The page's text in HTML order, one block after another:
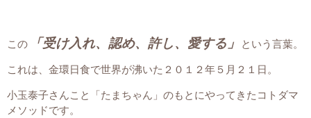
この 「受け入れ、認め、許し、愛する」 という言葉。
これは、金環日食で世界が沸いた２０１２年５月２１日。
小玉泰子さんこと「たまちゃん」のもとにやってきたコトダマ
メソッドです。